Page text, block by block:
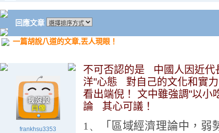
回應文章
一篇胡說八道的文章,丟人現眼！
frankhsu3353
不可否認的是 中國人因近
洋"心態 對自己的文化和實
看出端倪！ 文中雖強調"以
論 其心可議！
1、
「區域經濟理論中，